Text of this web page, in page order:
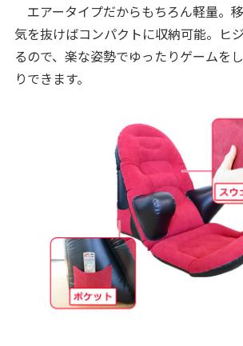
エアータイプだからもちろん軽量。
気を抜けばコンパクトに収納可能。ヒ
るので、楽な姿勢でゆったりゲームを
りできます。